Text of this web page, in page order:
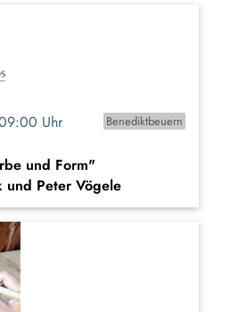
Uhr
Benediktbeuern
und Form"
und Peter Vögele